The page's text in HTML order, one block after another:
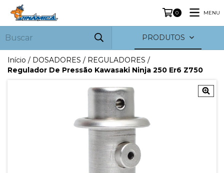
0 MENU
PRODUTOS
Início / DOSADORES / REGULADORES /
Regulador De Pressão Kawasaki Ninja 250 Er6 Z750